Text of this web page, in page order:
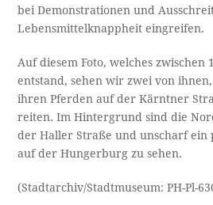
bei Demonstrationen und
Lebensmittelknappheit eingreifen.
Auf diesem Foto, welches zwischen
entstand, sehen wir zwei von
ihren Pferden auf der Kärntner
reiten. Im Hintergrund sind die
der Haller Straße und unscharf ein
auf der Hungerburg zu sehen.
(Stadtarchiv/Stadtmuseum: PH-Pl-